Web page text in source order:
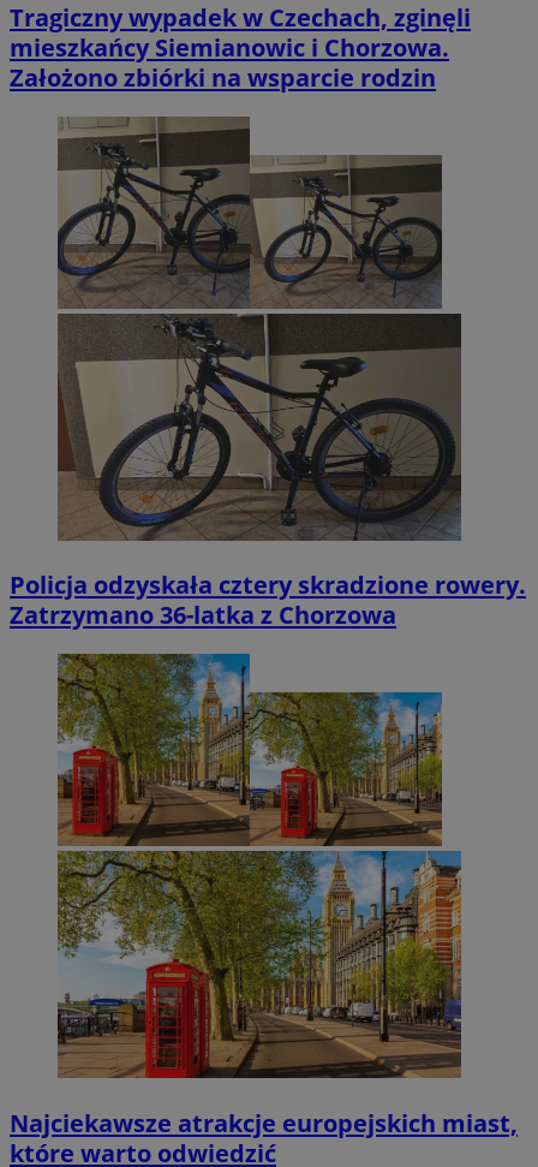
Tragiczny wypadek w Czechach, zginęli
mieszkańcy Siemianowic i Chorzowa.
Założono zbiórki na wsparcie rodzin
Policja odzyskała cztery skradzione rowery.
Zatrzymano 36-latka z Chorzowa
Najciekawsze atrakcje europejskich miast,
które warto odwiedzić